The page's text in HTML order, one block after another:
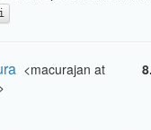
<macurajan at